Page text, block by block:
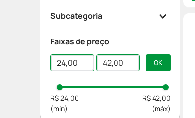
Beleza e Proteção
Higiene
Cabelo
Higiene masculina
Subcategoria
Shampoo
Cuidados com a Barba
Fixador e Modelador
Faixas de preço
R$ 24,00 R$ 42,00